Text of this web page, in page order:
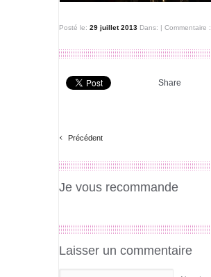
Posté le: 29 juillet 2013 Dans: | Commentaire :
Share
‹ Précédent
Je vous recommande
Laisser un commentaire